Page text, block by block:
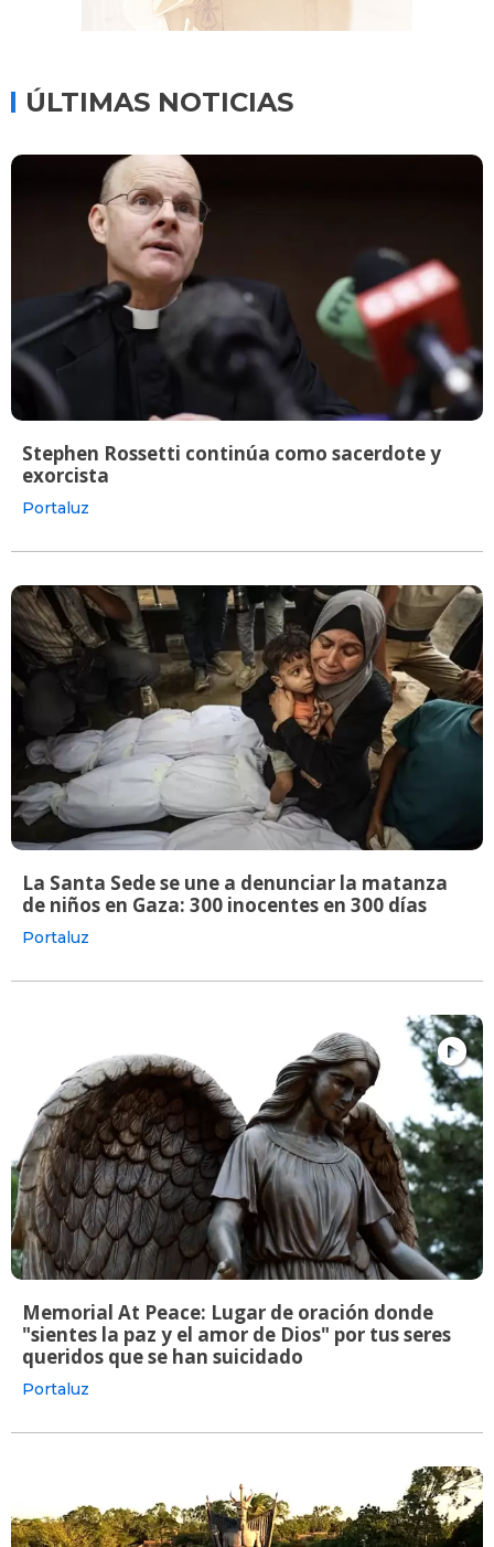
ÚLTIMAS NOTICIAS
Stephen Rossetti continúa como sacerdote y
exorcista
Portaluz
La Santa Sede se une a denunciar la matanza
de niños en Gaza: 300 inocentes en 300 días
Portaluz
Memorial At Peace: Lugar de oración donde
"sientes la paz y el amor de Dios" por tus seres
queridos que se han suicidado
Portaluz